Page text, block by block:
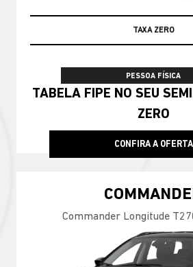
100% DA TABELA FIPE NO
PESSOA FÍSICA
TABELA FIPE NO SEU SEMINOVO + TAXA
ZERO
CONFIRA A OFERTA
Commander Longitude